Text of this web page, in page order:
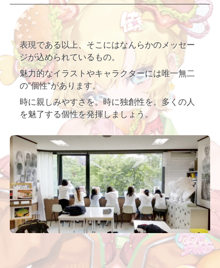
表現である以上、そこにはなんらかのメッセー
ジが込められているもの。
魅力的なイラストやキャラクターには唯一無二
の”個性”があります。
時に親しみやすさを。時に独創性を。多くの人
を魅了する個性を発揮しましょう。